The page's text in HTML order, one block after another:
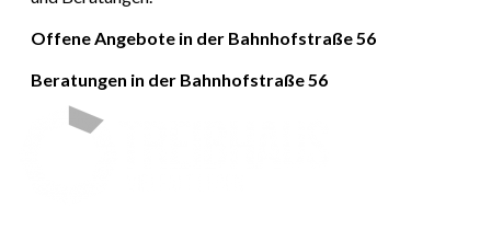
Offene Angebote in der Bahnhofstraße 56
Beratungen in der Bahnhofstraße 56